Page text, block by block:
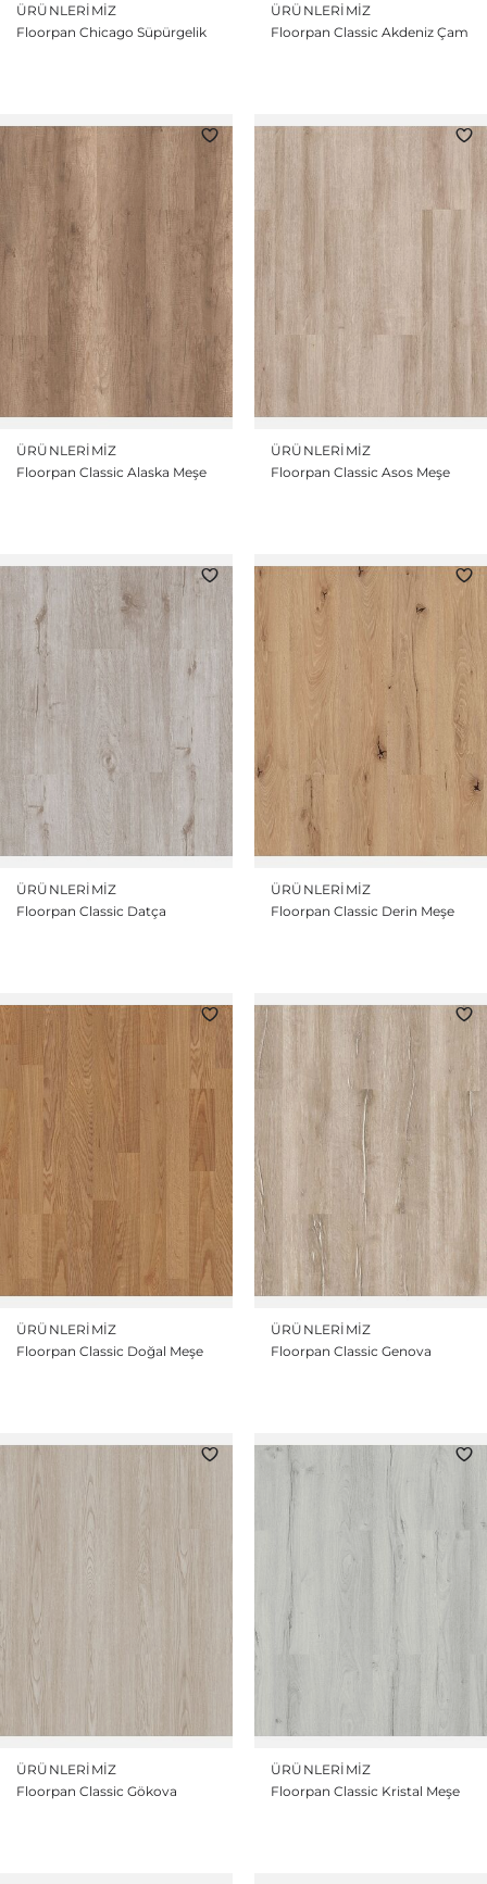
ÜRÜNLERIMIZ
Floorpan Chicago Süpürgelik
ÜRÜNLERIMIZ
Floorpan Classic Akdeniz Çam
ÜRÜNLERIMIZ
Floorpan Classic Alaska Meşe
ÜRÜNLERIMIZ
Floorpan Classic Asos Meşe
ÜRÜNLERIMIZ
Floorpan Classic Datça
ÜRÜNLERIMIZ
Floorpan Classic Derin Meşe
ÜRÜNLERIMIZ
Floorpan Classic Doğal Meşe
ÜRÜNLERIMIZ
Floorpan Classic Genova
ÜRÜNLERIMIZ
Floorpan Classic Gökova
ÜRÜNLERIMIZ
Floorpan Classic Kristal Meşe